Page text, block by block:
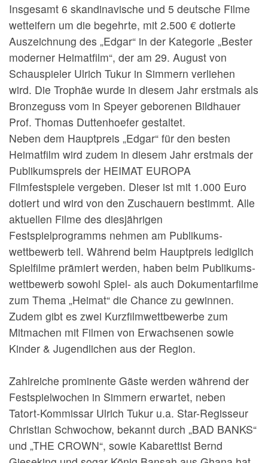
Insgesamt 6 skandinavische und 5 deutsche Filme
wetteifern um die begehrte, mit 2.500 € dotierte
Auszeichnung des „Edgar“ in der Kategorie „Bester
moderner Heimatfilm“, der am 29. August von
Schauspieler Ulrich Tukur in Simmern verliehen
wird. Die Trophäe wurde in diesem Jahr erstmals als
Bronzeguss vom in Speyer geborenen Bildhauer
Prof. Thomas Duttenhoefer gestaltet.
Neben dem Hauptpreis „Edgar“ für den besten
Heimatfilm wird zudem in diesem Jahr erstmals der
Publikumspreis der HEIMAT EUROPA
Filmfestspiele vergeben. Dieser ist mit 1.000 Euro
dotiert und wird von den Zuschauern bestimmt. Alle
aktuellen Filme des diesjährigen
Festspielprogramms nehmen am Publikums­
wettbewerb teil. Während beim Hauptpreis lediglich
Spielfilme prämiert werden, haben beim Publikums­
wettbewerb sowohl Spiel- als auch Dokumentarfilme
zum Thema „Heimat“ die Chance zu gewinnen.
Zudem gibt es zwei Kurzfilmwettbewerbe zum
Mitmachen mit Filmen von Erwachsenen sowie
Kinder & Jugendlichen aus der Region.
Zahlreiche prominente Gäste werden während der
Festspielwochen in Simmern erwartet, neben
Tatort-Kommissar Ulrich Tukur u.a. Star-Regisseur
Christian Schwochow, bekannt durch „BAD BANKS“
und „THE CROWN“, sowie Kabarettist Bernd